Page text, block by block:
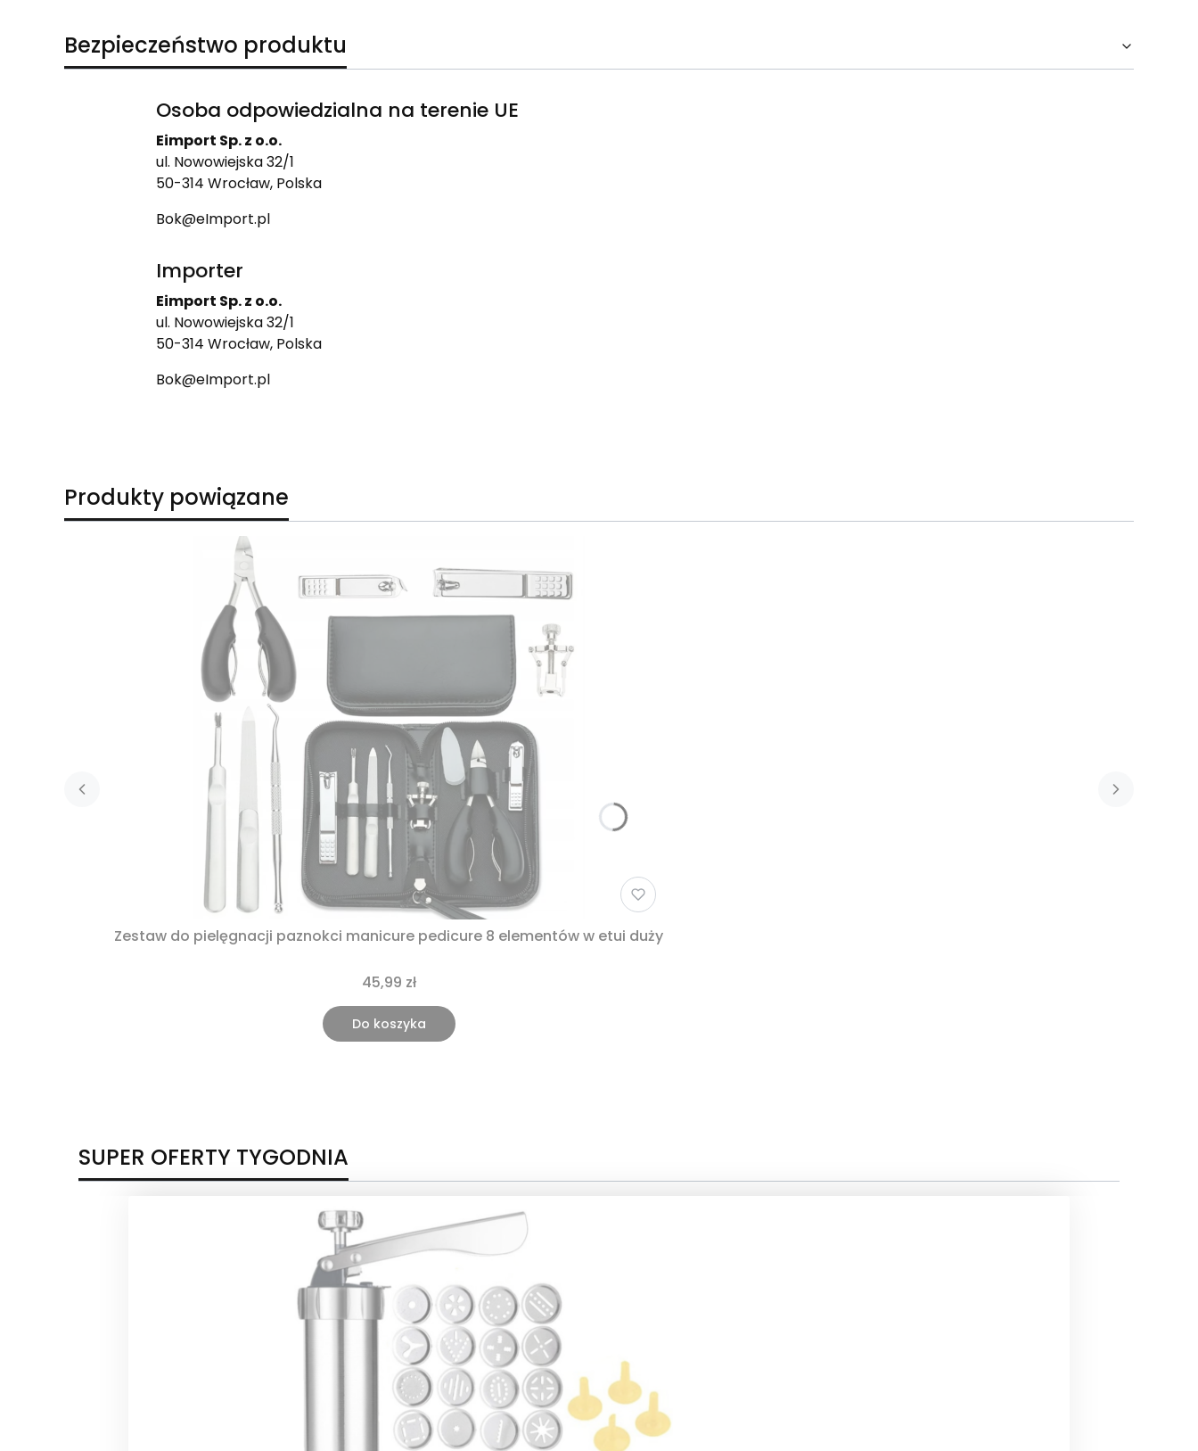
Bezpieczeństwo produktu
Osoba odpowiedzialna na terenie UE
Eimport Sp. z o.o.
ul. Nowowiejska 32/1
50-314 Wrocław, Polska
Bok@eImport.pl
Importer
Eimport Sp. z o.o.
ul. Nowowiejska 32/1
50-314 Wrocław, Polska
Bok@eImport.pl
Produkty powiązane
Zestaw do pielęgnacji paznokci manicure pedicure 8 elementów w etui duży
45,99 zł
Do koszyka
SUPER OFERTY TYGODNIA